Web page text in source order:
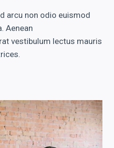
arcu non odio euismod
Aenean
vestibulum lectus mauris